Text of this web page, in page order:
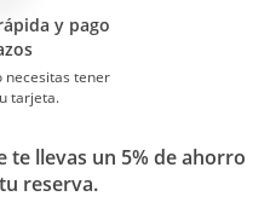
y pago
necesitas tener
tarjeta.
te llevas un 5% de ahorro
reserva.